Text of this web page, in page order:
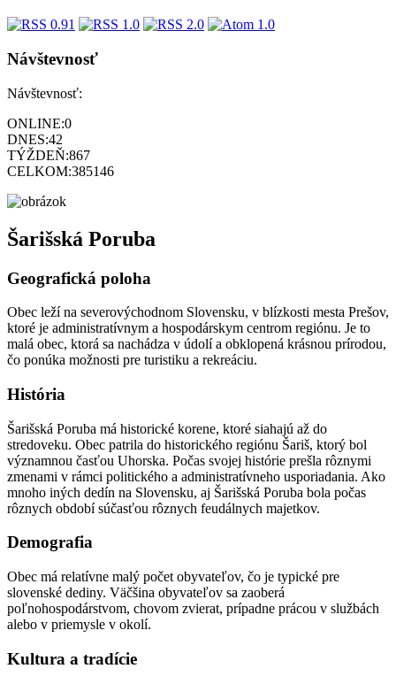
Návštevnosť
Návštevnosť:
ONLINE:0
DNES:42
TÝŽDEŇ:867
CELKOM:385146
Šarišská Poruba
Geografická poloha
Obec leží na severovýchodnom Slovensku, v blízkosti mesta Prešov,
ktoré je administratívnym a hospodárskym centrom regiónu. Je to
malá obec, ktorá sa nachádza v údolí a obklopená krásnou prírodou,
čo ponúka možnosti pre turistiku a rekreáciu.
História
Šarišská Poruba má historické korene, ktoré siahajú až do
stredoveku. Obec patrila do historického regiónu Šariš, ktorý bol
významnou časťou Uhorska. Počas svojej histórie prešla rôznymi
zmenami v rámci politického a administratívneho usporiadania. Ako
mnoho iných dedín na Slovensku, aj Šarišská Poruba bola počas
rôznych období súčasťou rôznych feudálnych majetkov.
Demografia
Obec má relatívne malý počet obyvateľov, čo je typické pre
slovenské dediny. Väčšina obyvateľov sa zaoberá
poľnohospodárstvom, chovom zvierat, prípadne prácou v službách
alebo v priemysle v okolí.
Kultura a tradície